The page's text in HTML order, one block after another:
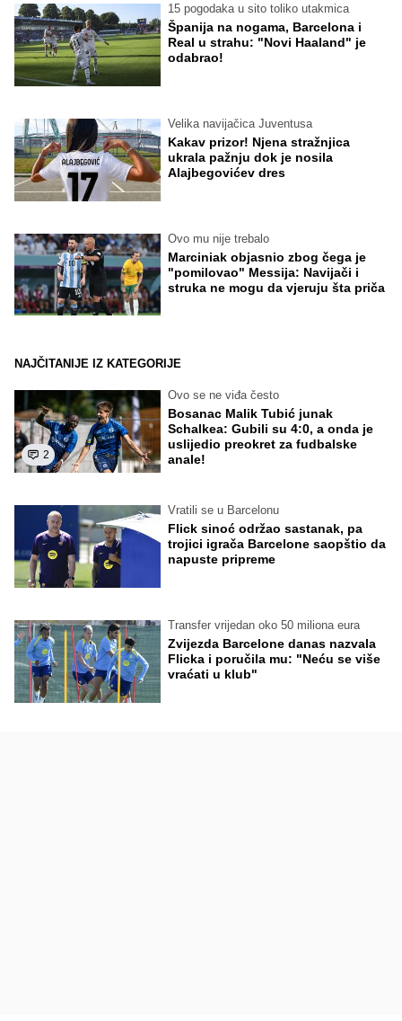
15 pogodaka u sito toliko utakmica
Španija na nogama, Barcelona i
Real u strahu: "Novi Haaland" je
odabrao!
Velika navijačica Juventusa
Kakav prizor! Njena stražnjica
ukrala pažnju dok je nosila
Alajbegovićev dres
Ovo mu nije trebalo
Marciniak objasnio zbog čega je
"pomilovao" Messija: Navijači i
struka ne mogu da vjeruju šta priča
NAJČITANIJE IZ KATEGORIJE
2
Ovo se ne viđa često
Bosanac Malik Tubić junak
Schalkea: Gubili su 4:0, a onda je
uslijedio preokret za fudbalske
anale!
Vratili se u Barcelonu
Flick sinoć održao sastanak, pa
trojici igrača Barcelone saopštio da
napuste pripreme
Transfer vrijedan oko 50 miliona eura
Zvijezda Barcelone danas nazvala
Flicka i poručila mu: "Neću se više
vraćati u klub"